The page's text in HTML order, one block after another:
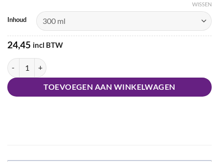
Inhoud
WISSEN
24,45 incl BTW
Keune Vital Nutrition Shampoo aantal
TOEVOEGEN AAN WINKELWAGEN